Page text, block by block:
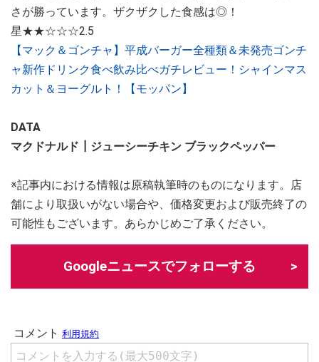
さが勝っています。ザクザクした食感は◎！
星★★☆☆☆2.5
【マック＆ゴンチャ】平成バーガー全種類＆未発売ゴンチ
ャ新作ドリンク食べ飲み比べガチレビュー！シャインマス
カット＆ヨーグルト！【モッパン】
DATA
マクドナルド┃ジューシーチキン ブラックペッパー
※記事内における情報は原稿執筆時のものになります。店
舗により取扱いがない場合や、価格変更および販売終了の
可能性もございます。あらかじめご了承ください。
Googleニュースでフォローする